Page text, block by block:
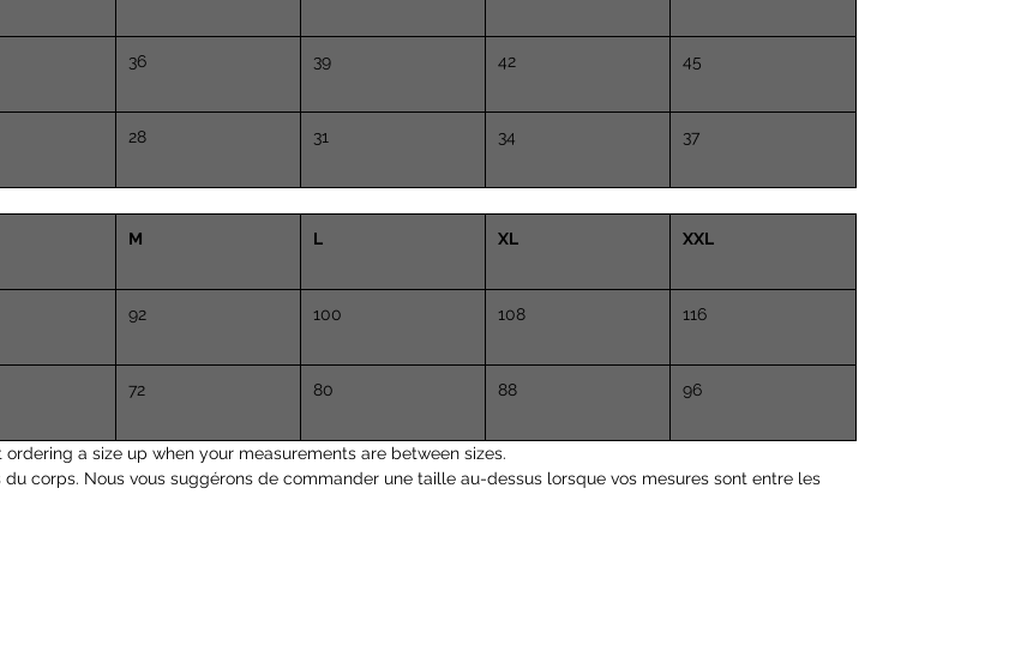
36 39 42 45
28 31 34 37
M L XL XXL
92 100 108 116
72 80 88 96
a size up when your measurements are between sizes.
corps. Nous vous suggérons de commander une taille au-dessus lorsque vos mesures sont entre les